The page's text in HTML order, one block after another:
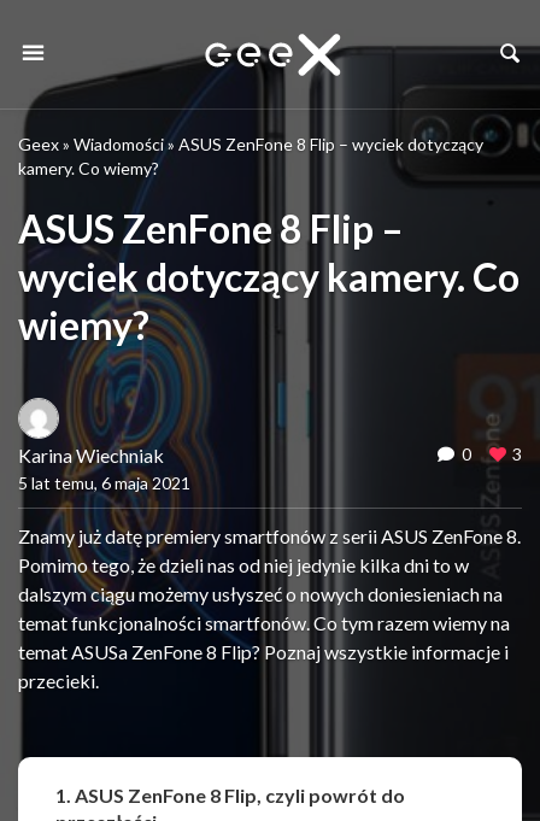
Geex» Wiadomości»ASUS ZenFone 8 Flip – wyciek dotyczący
kamery. Co wiemy?
ASUS ZenFone 8 Flip –
wyciek dotyczący kamery. Co
wiemy?
Karina Wiechniak
5 lat temu, 6 maja 2021
0 3
Znamy już datę premiery smartfonów z serii ASUS ZenFone 8.
Pomimo tego, że dzieli nas od niej jedynie kilka dni to w
dalszym ciągu możemy usłyszeć o nowych doniesieniach na
temat funkcjonalności smartfonów. Co tym razem wiemy na
temat ASUSa ZenFone 8 Flip? Poznaj wszystkie informacje i
przecieki.
1. ASUS ZenFone 8 Flip, czyli powrót do